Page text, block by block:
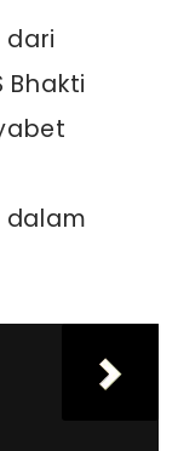
dari
Bhakti
dalam